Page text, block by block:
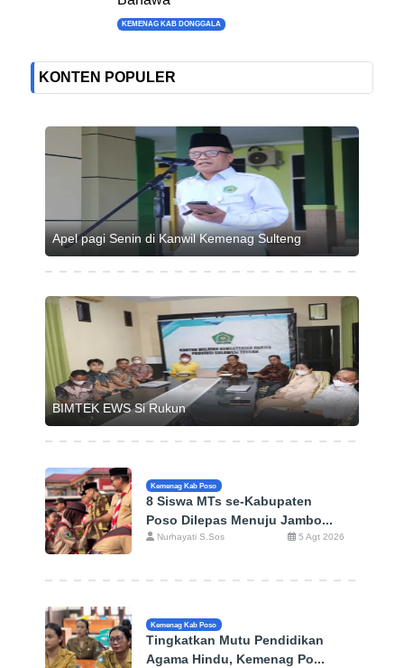
KEMENAG KAB DONGGALA
KONTEN POPULER
Apel pagi Senin di Kanwil Kemenag Sulteng
BIMTEK EWS Si Rukun
Kemenag Kab Poso
8 Siswa MTs se-Kabupaten
Poso Dilepas Menuju Jambo...
Nurhayati S.Sos 5 Agt 2026
Kemenag Kab Poso
Tingkatkan Mutu Pendidikan
Agama Hindu, Kemenag Po...